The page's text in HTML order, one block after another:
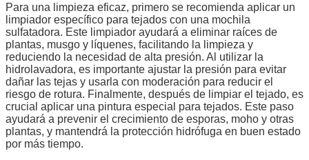
Para una limpieza eficaz, primero se recomienda aplicar un
limpiador específico para tejados con una mochila
sulfatadora. Este limpiador ayudará a eliminar raíces de
plantas, musgo y líquenes, facilitando la limpieza y
reduciendo la necesidad de alta presión. Al utilizar la
hidrolavadora, es importante ajustar la presión para evitar
dañar las tejas y usarla con moderación para reducir el
riesgo de rotura. Finalmente, después de limpiar el tejado, es
crucial aplicar una pintura especial para tejados. Este paso
ayudará a prevenir el crecimiento de esporas, moho y otras
plantas, y mantendrá la protección hidrófuga en buen estado
por más tiempo.